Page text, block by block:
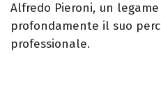
Alfredo Pieroni, un
profondamente il suo
professionale.